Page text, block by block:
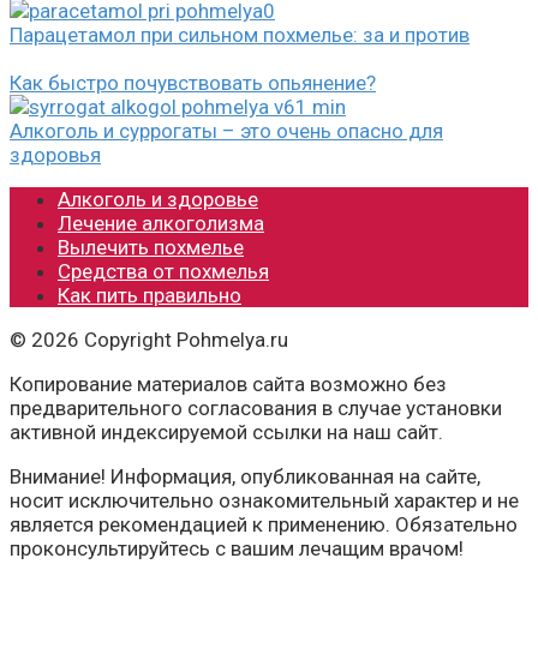
Парацетамол при сильном похмелье: за и против
Как быстро почувствовать опьянение?
Алкоголь и суррогаты – это очень опасно для
здоровья
Алкоголь и здоровье
Лечение алкоголизма
Вылечить похмелье
Средства от похмелья
Как пить правильно
© 2026 Copyright Pohmelya.ru
Копирование материалов сайта возможно без
предварительного согласования в случае установки
активной индексируемой ссылки на наш сайт.
Внимание! Информация, опубликованная на сайте,
носит исключительно ознакомительный характер и не
является рекомендацией к применению. Обязательно
проконсультируйтесь с вашим лечащим врачом!